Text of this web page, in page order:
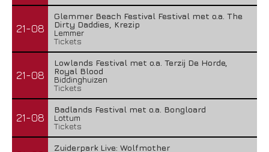
21-08
Glemmer Beach Festival Festival met o.a. The
Dirty Daddies, Krezip
Lemmer
Tickets
21-08
Lowlands Festival met o.a. Terzij De Horde,
Royal Blood
Biddinghuizen
Tickets
21-08
Badlands Festival met o.a. Bongloard
Lottum
Tickets
Zuiderpark Live: Wolfmother